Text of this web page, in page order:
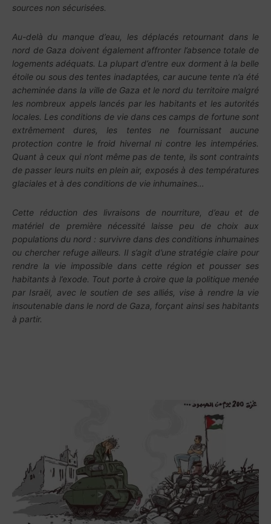
sources non sécurisées.
Au-delà du manque d’eau, les déplacés retournant dans le
nord de Gaza doivent également affronter l’absence totale de
logements adéquats. La plupart d’entre eux dorment à la belle
étoile ou sous des tentes inadaptées, car aucune tente n’a été
acheminée dans la ville de Gaza et le nord du territoire malgré
les nombreux appels lancés par les habitants et les autorités
locales. Les conditions de vie dans ces camps de fortune sont
extrêmement dures, les tentes ne fournissant aucune
protection contre le froid hivernal ni contre les intempéries.
Quant à ceux qui n’ont même pas de tente, ils sont contraints
de passer leurs nuits en plein air, exposés à des températures
glaciales et à des conditions de vie inhumaines…
Cette réduction des livraisons de nourriture, d’eau et de
matériel de première nécessité laisse peu de choix aux
populations du nord : survivre dans des conditions inhumaines
ou chercher refuge ailleurs. Il s’agit d’une stratégie claire pour
rendre la vie impossible dans cette région et pousser ses
habitants à l’exode. Tout porte à croire que la politique menée
par Israël, avec le soutien de ses alliés, vise à rendre la vie
insoutenable dans le nord de Gaza, forçant ainsi ses habitants
à partir.